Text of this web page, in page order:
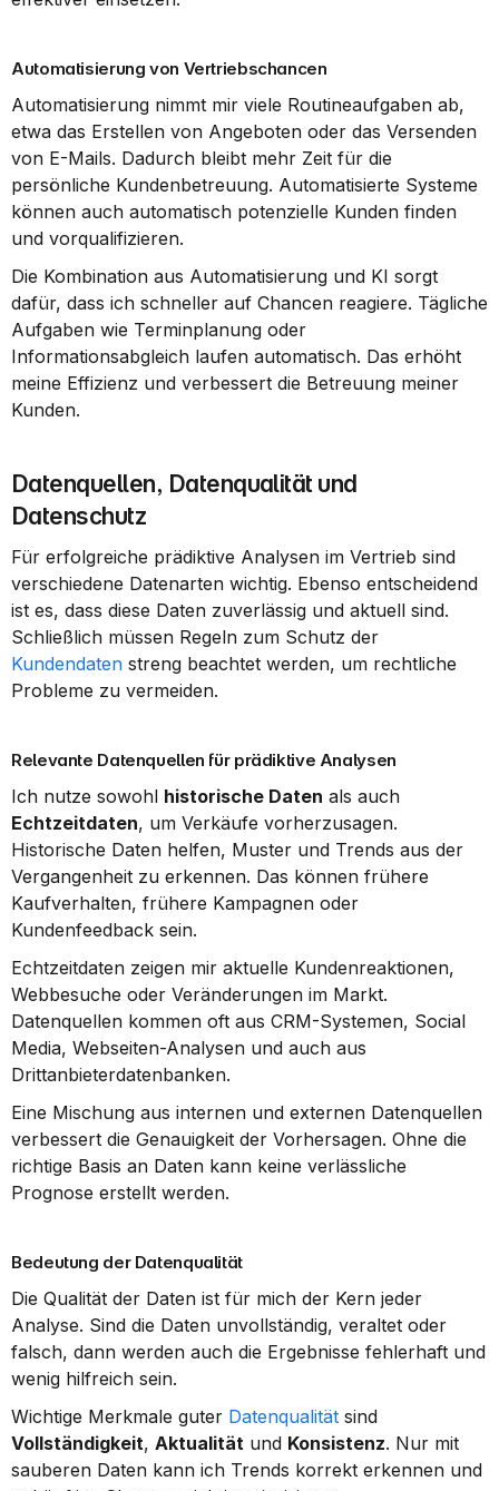
Automatisierung von Vertriebschancen
Automatisierung nimmt mir viele Routineaufgaben ab,
etwa das Erstellen von Angeboten oder das Versenden
von E-Mails. Dadurch bleibt mehr Zeit für die
persönliche Kundenbetreuung. Automatisierte Systeme
können auch automatisch potenzielle Kunden finden
und vorqualifizieren.
Die Kombination aus Automatisierung und KI sorgt
dafür, dass ich schneller auf Chancen reagiere. Tägliche
Aufgaben wie Terminplanung oder
Informationsabgleich laufen automatisch. Das erhöht
meine Effizienz und verbessert die Betreuung meiner
Kunden.
Datenquellen, Datenqualität und
Datenschutz
Für erfolgreiche prädiktive Analysen im Vertrieb sind
verschiedene Datenarten wichtig. Ebenso entscheidend
ist es, dass diese Daten zuverlässig und aktuell sind.
Kundendaten streng beachtet werden, um rechtliche
Probleme zu vermeiden.
Relevante Datenquellen für prädiktive Analysen
Ich nutze sowohl historische Daten
Echtzeitdaten, um Verkäufe vorherzusagen.
Historische Daten helfen, Muster und Trends aus der
Vergangenheit zu erkennen. Das können frühere
Kaufverhalten, frühere Kampagnen oder
Kundenfeedback sein.
Echtzeitdaten zeigen mir aktuelle Kundenreaktionen,
Webbesuche oder Veränderungen im Markt.
Datenquellen kommen oft aus CRM-Systemen, Social
Media, Webseiten-Analysen und auch aus
Drittanbieterdatenbanken.
Eine Mischung aus internen und externen Datenquellen
verbessert die Genauigkeit der Vorhersagen. Ohne die
richtige Basis an Daten kann keine verlässliche
Prognose erstellt werden.
Bedeutung der Datenqualität
Die Qualität der Daten ist für mich der Kern jeder
Analyse. Sind die Daten unvollständig, veraltet oder
falsch, dann werden auch die Ergebnisse fehlerhaft und
wenig hilfreich sein.
Wichtige Merkmale guter Datenqualität
Vollständigkeit, Aktualität und Konsistenz. Nur mit
sauberen Daten kann ich Trends korrekt erkennen und